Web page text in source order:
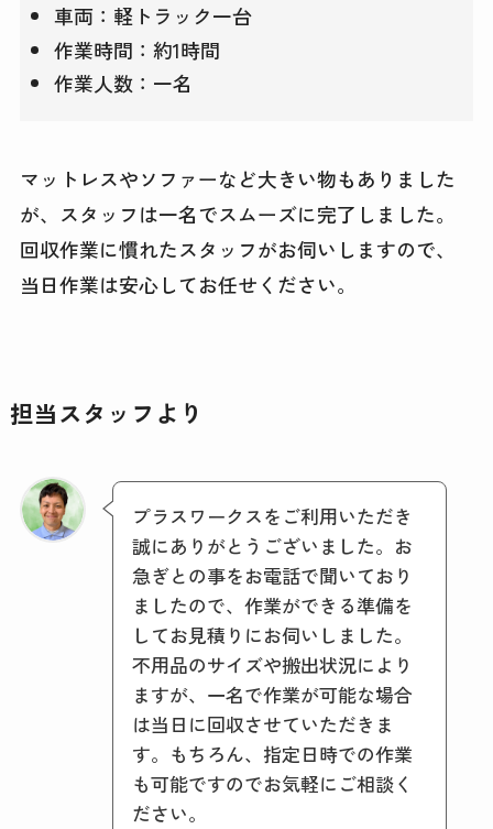
車両：軽トラック一台
作業時間：約1時間
作業人数：一名
マットレスやソファーなど大きい物もありました
が、スタッフは一名でスムーズに完了しました。
回収作業に慣れたスタッフがお伺いしますので、
当日作業は安心してお任せください。
担当スタッフより
プラスワークスをご利用いただき
誠にありがとうございました。お
急ぎとの事をお電話で聞いており
ましたので、作業ができる準備を
してお見積りにお伺いしました。
不用品のサイズや搬出状況により
ますが、一名で作業が可能な場合
は当日に回収させていただきま
す。もちろん、指定日時での作業
も可能ですのでお気軽にご相談く
ださい。